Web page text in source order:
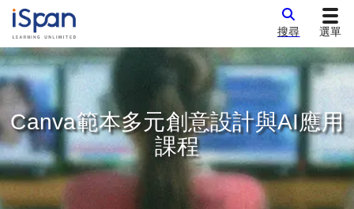
搜尋 選單
Canva範本多元創意設計與AI應用
課程